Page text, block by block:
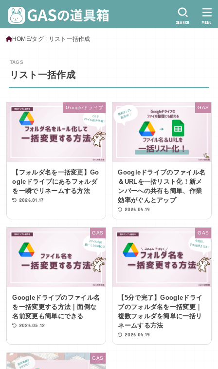
SEARCH MENU
HOME タグ : リスト一括作成
リスト一括作成
Googleドライブ
【フォルダ名を一括変更】Go
ogleドライブにあるフォルダ
を一瞬でリネームする方法
2026.01.17
GAS
Googleドライブのファイル名
＆URLを一括リスト化！新メ
ンバーへの共有も簡単、作業
効率がぐんとアップ
2026.04.19
GAS
Googleドライブのファイル名
を一括変更する方法｜面倒な
名前変更も簡単にできる
2026.05.12
GAS
【5分で完了】Googleドライ
ブのフォルダ名を一括変更｜
複数フォルダを簡単に一括リ
ネームする方法
2026.04.19
GAS